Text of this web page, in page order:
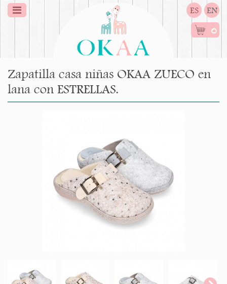
ES EN
0
Zapatilla casa niñas OKAA ZUECO en
lana con ESTRELLAS.